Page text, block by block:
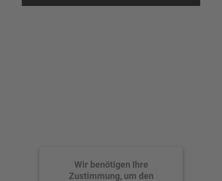
Wir benötigen Ihre
Zustimmung, um den